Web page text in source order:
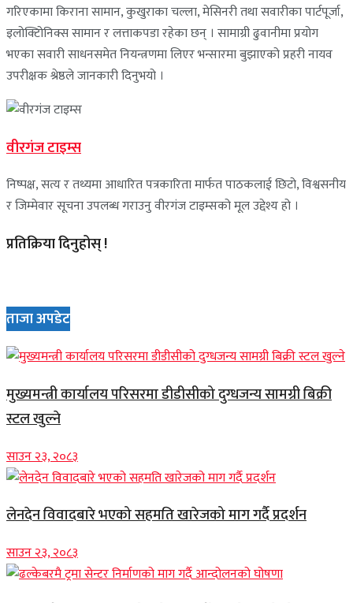
गरिएकामा किराना सामान, कुखुराका चल्ला, मेसिनरी तथा सवारीका पार्टपूर्जा,
इलोक्टिोनिक्स सामान र लत्ताकपडा रहेका छन् । सामाग्री ढुवानीमा प्रयोग
भएका सवारी साधनसमेत नियन्त्रणमा लिएर भन्सारमा बुझाएको प्रहरी नायव
उपरीक्षक श्रेष्ठले जानकारी दिनुभयो ।
वीरगंज टाइम्स
निष्पक्ष, सत्य र तथ्यमा आधारित पत्रकारिता मार्फत पाठकलाई छिटो, विश्वसनीय
र जिम्मेवार सूचना उपलब्ध गराउनु वीरगंज टाइम्सको मूल उद्देश्य हो ।
प्रतिक्रिया दिनुहोस् !
ताजा अपडेट
मुख्यमन्त्री कार्यालय परिसरमा डीडीसीको दुग्धजन्य सामग्री बिक्री
स्टल खुल्ने
साउन २३, २०८३
लेनदेन विवादबारे भएको सहमति खारेजको माग गर्दै प्रदर्शन
साउन २३, २०८३